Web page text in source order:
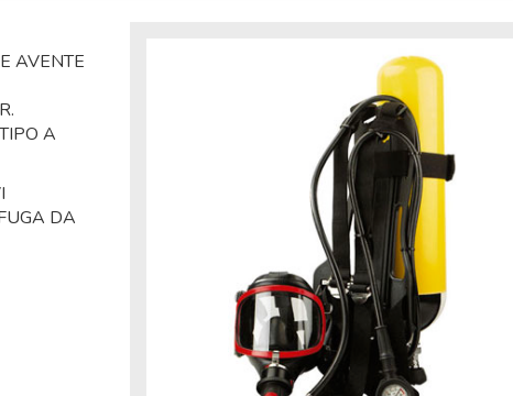
AVENTE
A
DA